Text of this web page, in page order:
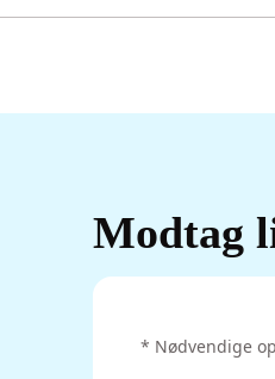
Modtag
‌* Nødvendige